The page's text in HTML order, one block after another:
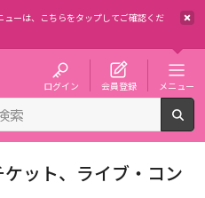
ーは、
こちらをタップしてご確認くだ
ログイン 会員登録 メニュー
ット、ライブ・コン